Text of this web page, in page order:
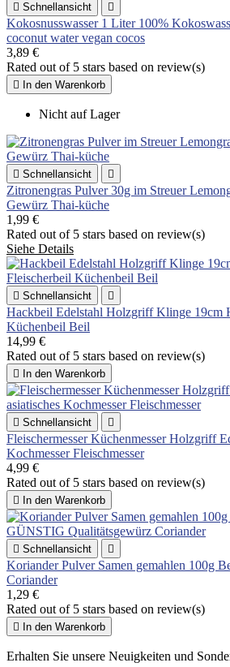
 Schnellansicht 
Kokosnusswasser 1 Liter 100%
coconut water vegan cocos
3,89 €
Rated out of 5 stars based on review(s)
 In den Warenkorb
Nicht auf Lager
 Schnellansicht 
Zitronengras Pulver 30g im Streuer
Gewürz Thai-küche
1,99 €
Rated out of 5 stars based on review(s)
Siehe Details
 Schnellansicht 
Hackbeil Edelstahl Holzgriff Klinge 19cm
Küchenbeil Beil
14,99 €
Rated out of 5 stars based on review(s)
 In den Warenkorb
 Schnellansicht 
Fleischermesser Küchenmesser Holzgriff
Kochmesser Fleischmesser
4,99 €
Rated out of 5 stars based on review(s)
 In den Warenkorb
 Schnellansicht 
Koriander Pulver Samen gemahlen 100g
Coriander
1,29 €
Rated out of 5 stars based on review(s)
 In den Warenkorb
Erhalten Sie unsere Neuigkeiten und